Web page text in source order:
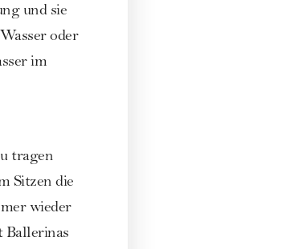
und sie
oder
im
tragen
Sitzen die
wieder
Ballerinas